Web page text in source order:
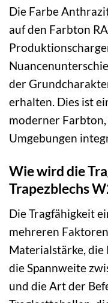
Die Farbe
auf den Farbton
der
erhalten. Dies ist
moderner
Umgebungen
Wie wird die
Trapezblechs
Die Tragfähigkeit
mehreren
Materialstärke,
die Spannweite
und die Art der